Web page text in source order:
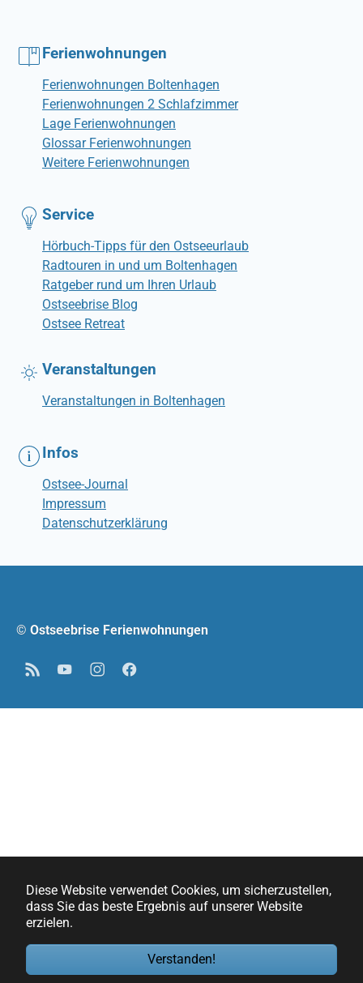
Diese Website verwendet Cookies, um sicherzustellen,
dass Sie das beste Ergebnis auf unserer Website
erzielen.
Verstanden!
Ferienwohnungen
Ferienwohnungen Boltenhagen
Ferienwohnungen 2 Schlafzimmer
Lage Ferienwohnungen
Glossar Ferienwohnungen
Weitere Ferienwohnungen
Service
Hörbuch-Tipps für den Ostseeurlaub
Radtouren in und um Boltenhagen
Ratgeber rund um Ihren Urlaub
Ostseebrise Blog
Ostsee Retreat
Veranstaltungen
Veranstaltungen in Boltenhagen
Infos
Ostsee-Journal
Impressum
Datenschutzerklärung
© Ostseebrise Ferienwohnungen
RSS YouTubeInstagramFacebook